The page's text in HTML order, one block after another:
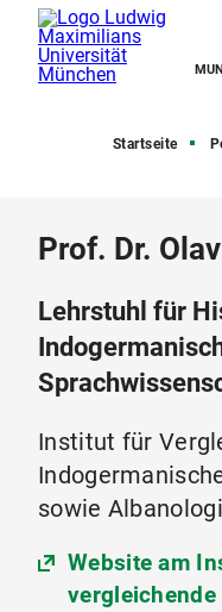
Startseite
Prof. Dr.
Lehrstuhl für
Institut für
sowie
Website am